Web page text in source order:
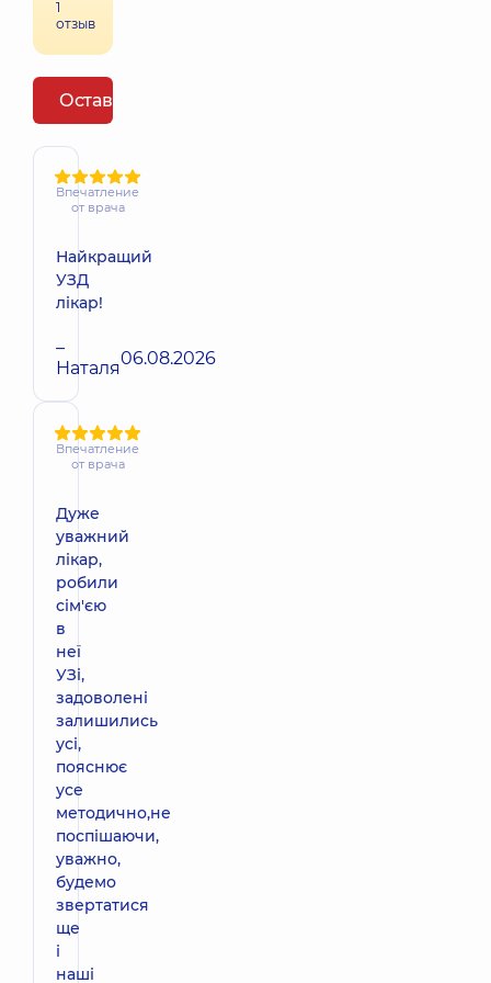
1
отзыв
Оставить отзыв
Впечатление
от врача
Найкращий
УЗД
лікар!
–
Наталя06.08.2026
Впечатление
от врача
Дуже
уважний
лікар,
робили
сім'єю
в
неї
УЗі,
задоволені
залишились
усі,
пояснює
усе
методично,не
поспішаючи,
уважно,
будемо
звертатися
ще
і
наші